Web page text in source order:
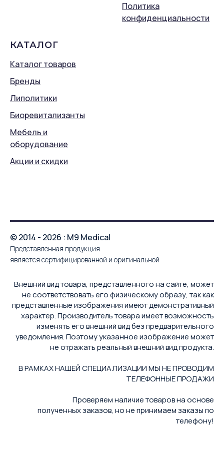
Политика
конфиденциальности
КАТАЛОГ
Каталог товаров
Бренды
Липолитики
Биоревитализанты
Мебель и
оборудование
Акции и скидки
© 2014 - 2026 : M9 Medical
Представленная продукция
является сертифицированной и оригинальной
Внешний вид товара, представленного на сайте, может
не соответствовать его физическому образу, так как
представленные изображения имеют демонстративный
характер. Производитель товара имеет возможность
изменять его внешний вид без предварительного
уведомления. Поэтому указанное изображение может
не отражать реальный внешний вид продукта.
В РАМКАХ НАШЕЙ СПЕЦИАЛИЗАЦИИ МЫ НЕ ПРОВОДИМ
ТЕЛЕФОННЫЕ ПРОДАЖИ
Проверяем наличие товаров на основе
полученных заказов, но не принимаем заказы по
телефону!